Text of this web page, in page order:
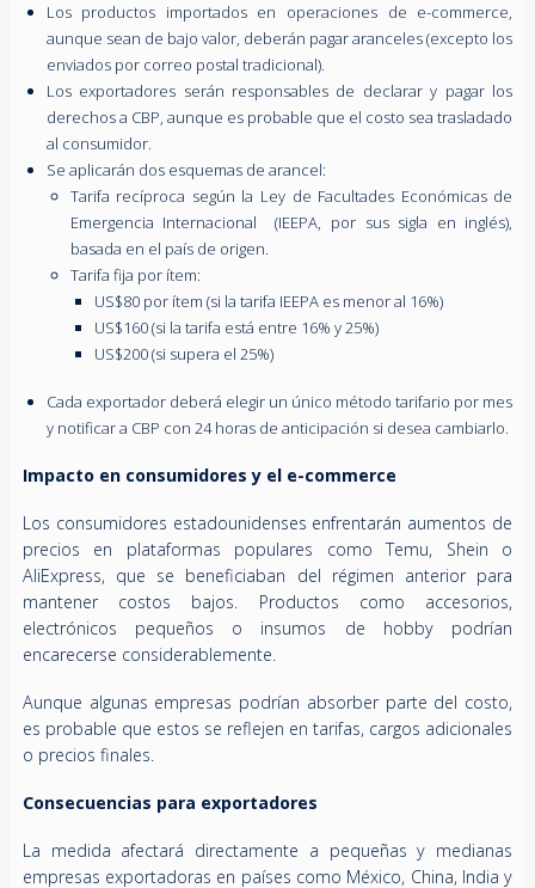
Los productos importados en operaciones de e-commerce,
aunque sean de bajo valor, deberán pagar aranceles (excepto los
enviados por correo postal tradicional).
Los exportadores serán responsables de declarar y pagar los
derechos a CBP, aunque es probable que el costo sea trasladado
al consumidor.
Se aplicarán dos esquemas de arancel:
Tarifa recíproca según la Ley de Facultades Económicas de
Emergencia Internacional (IEEPA, por sus sigla en inglés),
basada en el país de origen.
Tarifa fija por ítem:
US$80 por ítem (si la tarifa IEEPA es menor al 16%)
US$160 (si la tarifa está entre 16% y 25%)
US$200 (si supera el 25%)
Cada exportador deberá elegir un único método tarifario por mes
y notificar a CBP con 24 horas de anticipación si desea cambiarlo.
Impacto en consumidores y el e-commerce
Los consumidores estadounidenses enfrentarán aumentos de
precios en plataformas populares como Temu, Shein o
AliExpress, que se beneficiaban del régimen anterior para
mantener costos bajos. Productos como accesorios,
electrónicos pequeños o insumos de hobby podrían
encarecerse considerablemente.
Aunque algunas empresas podrían absorber parte del costo,
es probable que estos se reflejen en tarifas, cargos adicionales
o precios finales.
Consecuencias para exportadores
La medida afectará directamente a pequeñas y medianas
empresas exportadoras en países como México, China, India y